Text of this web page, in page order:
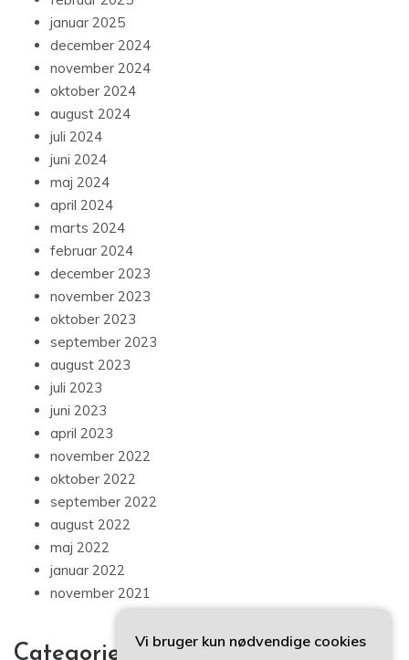
januar 2025
december 2024
november 2024
oktober 2024
august 2024
juli 2024
juni 2024
maj 2024
april 2024
marts 2024
februar 2024
december 2023
november 2023
oktober 2023
september 2023
august 2023
juli 2023
juni 2023
april 2023
november 2022
oktober 2022
september 2022
august 2022
maj 2022
januar 2022
november 2021
Categories
Vi bruger kun nødvendige cookies